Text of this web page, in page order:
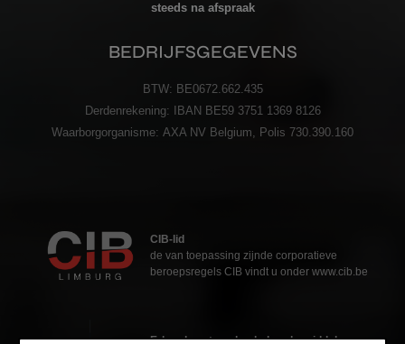
steeds na afspraak
BEDRIJFSGEGEVENS
BTW: BE0672.662.435
Derdenrekening:
IBAN BE59 3751 1369 8126
Waarborgorganisme: AXA NV Belgium, Polis 730.390.160
CIB-lid
de van toepassing zijnde corporatieve
beroepsregels CIB vindt u onder www.cib.be
Erkend vastgoedmakelaar-bemiddelaar